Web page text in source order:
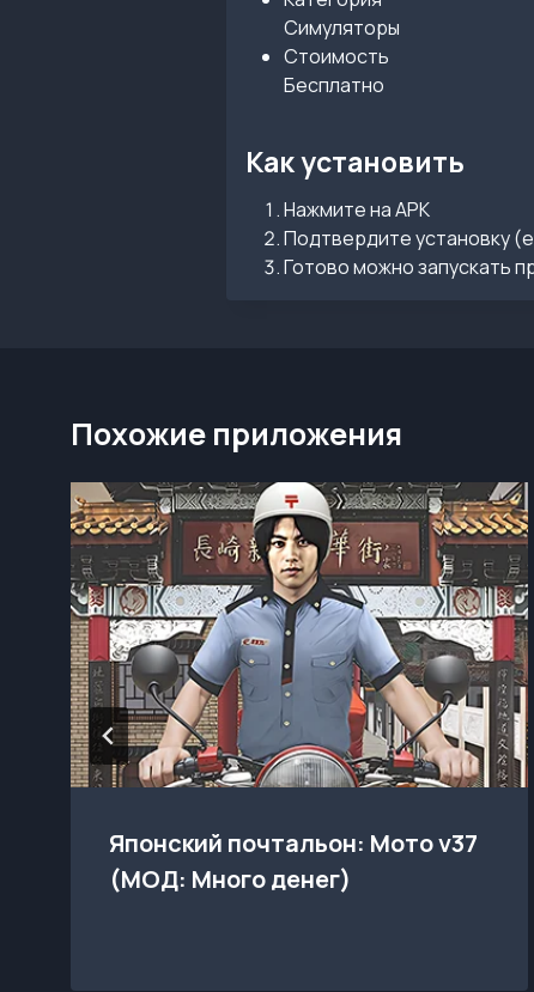
Симуляторы
Стоимость
Бесплатно
Как установить
Нажмите на APK
Подтвердите установку
Готово можно запускать
Похожие приложения
Японский почтальон: Мото v37
(МОД: Много денег)